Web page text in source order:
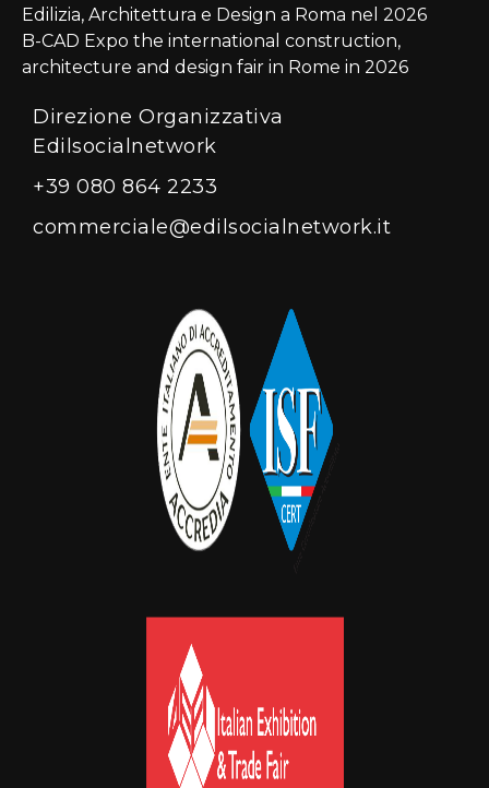
Edilizia, Architettura e Design a Roma nel 2026
B-CAD Expo the international construction,
architecture and design fair in Rome in 2026
Direzione Organizzativa
Edilsocialnetwork
+39 080 864 2233
commerciale@edilsocialnetwork.it